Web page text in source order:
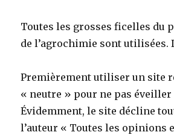
Toutes les grosses ficelles du
de l’agrochimie sont utilisées.
Premièrement utiliser un site
« neutre » pour ne pas éveiller
Évidemment, le site décline
l’auteur « Toutes les opinions